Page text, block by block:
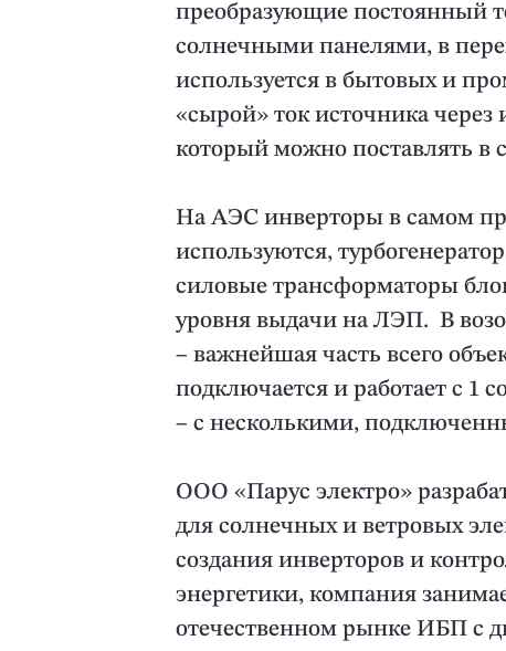
преобразующие постоянный
солнечными панелями, в
используется в бытовых и
«сырой» ток источника через
который можно поставлять в
На АЭС инверторы в самом
используются,
силовые трансформаторы
уровня выдачи на ЛЭП. В
– важнейшая часть всего
подключается и работает с 1
– с несколькими,
ООО «Парус электро»
для солнечных и ветровых
создания инверторов и
энергетики, компания
отечественном рынке ИБП с